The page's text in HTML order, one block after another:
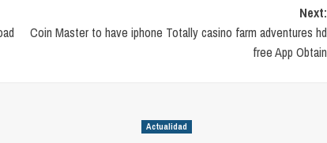
Next:
Coin Master to have iphone Totally casino farm adventures hd
free App Obtain
Actualidad